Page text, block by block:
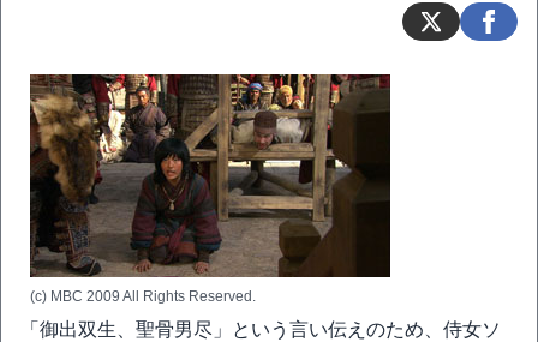
(c) MBC 2009 All Rights Reserved.
「御出双生、聖骨男尽」という言い伝えのため、侍女ソ